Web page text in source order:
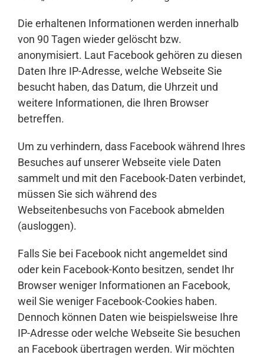
Die erhaltenen Informationen werden innerhalb
von 90 Tagen wieder gelöscht bzw.
anonymisiert. Laut Facebook gehören zu diesen
Daten Ihre IP-Adresse, welche Webseite Sie
besucht haben, das Datum, die Uhrzeit und
weitere Informationen, die Ihren Browser
betreffen.
Um zu verhindern, dass Facebook während Ihres
Besuches auf unserer Webseite viele Daten
sammelt und mit den Facebook-Daten verbindet,
müssen Sie sich während des
Webseitenbesuchs von Facebook abmelden
(ausloggen).
Falls Sie bei Facebook nicht angemeldet sind
oder kein Facebook-Konto besitzen, sendet Ihr
Browser weniger Informationen an Facebook,
weil Sie weniger Facebook-Cookies haben.
Dennoch können Daten wie beispielsweise Ihre
IP-Adresse oder welche Webseite Sie besuchen
an Facebook übertragen werden. Wir möchten